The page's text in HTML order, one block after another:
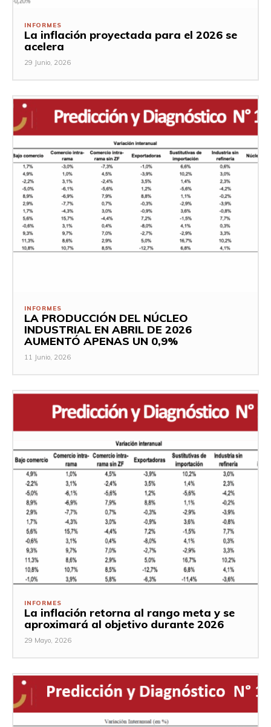
INFORMES
La inflación proyectada para el 2026 se
acelera
29 Junio, 2026
INFORMES
LA PRODUCCIÓN DEL NÚCLEO
INDUSTRIAL EN ABRIL DE 2026
AUMENTÓ APENAS UN 0,9%
11 Junio, 2026
INFORMES
La inflación retorna al rango meta y se
aproximará al objetivo durante 2026
29 Mayo, 2026